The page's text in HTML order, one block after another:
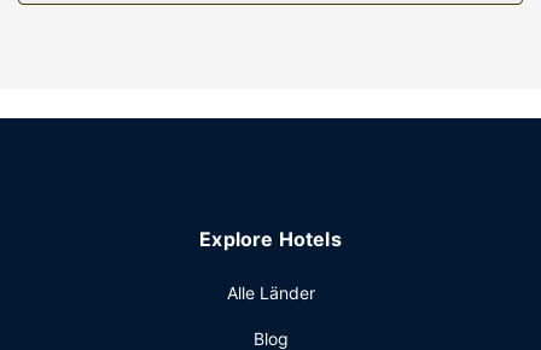
Explore Hotels
Alle Länder
Blog